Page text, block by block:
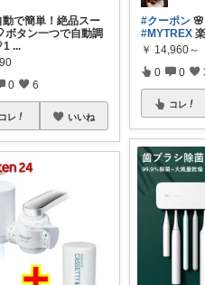
動で簡単！絶品スー
ボタン一つで自動調
...
0 6
コレ いいね
#クーポン
#MYTREX
￥ 14,960～
0 0
コレ